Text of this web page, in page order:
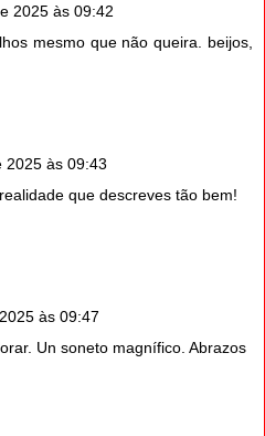
2025 às 09:42
mesmo que não queira. beijos,
2025 às 09:43
que descreves tão bem!
às 09:47
Un soneto magnífico. Abrazos